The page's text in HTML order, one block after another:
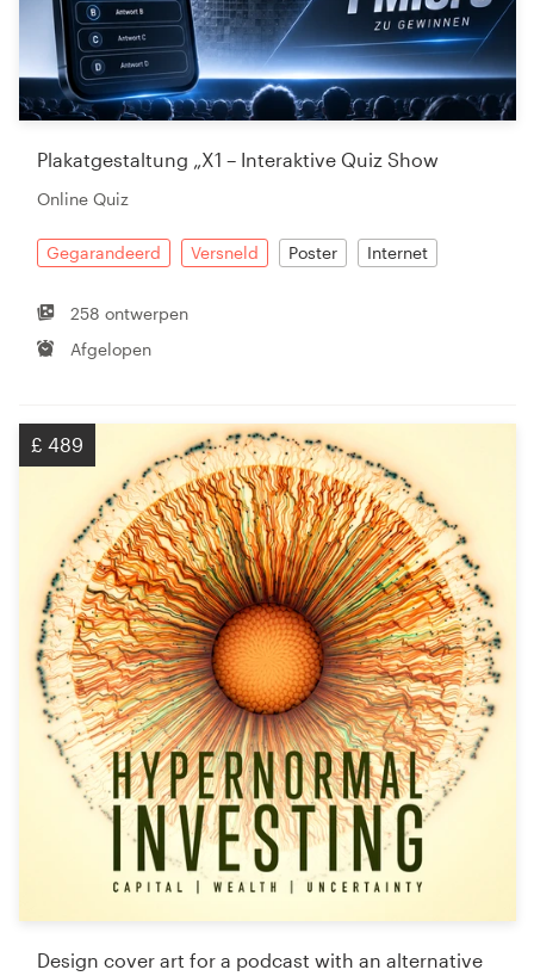
Plakatgestaltung „X1 – Interaktive Quiz Show
Online Quiz
Gegarandeerd Versneld Poster Internet
258 ontwerpen
Afgelopen
£ 489
Design cover art for a podcast with an alternative